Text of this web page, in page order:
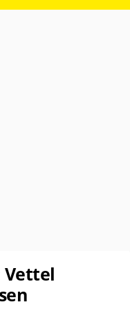
Vettel